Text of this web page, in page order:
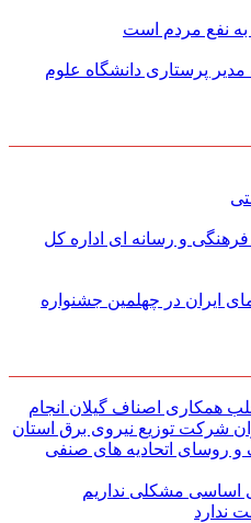
به نفع مردم است
پرستاری دانشگاه علوم
و رسانه ای اداره کل
ایران در چهلمین جشنواره
همکاری اصناف گیلان انجام
شركت توزیع نیروی برق استان
و روسای اتحادیه های صنفی
اساسی مشکلی نداریم
ندارد